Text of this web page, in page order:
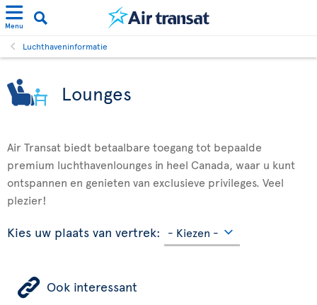
Menu
Luchthaveninformatie
Lounges
Air Transat biedt betaalbare toegang tot bepaalde
premium luchthavenlounges in heel Canada, waar u kunt
ontspannen en genieten van exclusieve privileges. Veel
plezier!
Kies uw plaats van vertrek:
ÿ Ook interessant